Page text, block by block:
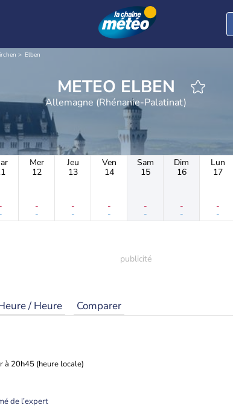
Elben
METEO ELBEN
Allemagne (Rhénanie-Palatinat)
-
-
Mer
12
-
-
Jeu
13
-
-
Ven
14
-
-
Sam
15
-
-
Dim
16
-
-
Lun
17
-
-
/ Heure Comparer
à 20h45 (heure locale)
de l’expert